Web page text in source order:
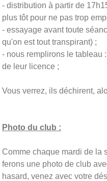
- distribution à partir de
plus tôt pour ne pas trop
- essayage avant toute
qu'on est tout transpirant) ;
- nous remplirons le tableau
de leur licence ;
Vous verrez, ils déchirent,
Photo du club :
Comme chaque mardi de la
ferons une photo de club
hasard, venez avec votre